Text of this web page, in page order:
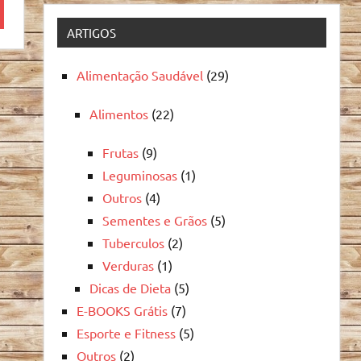
ARTIGOS
Alimentação Saudável (29)
Alimentos (22)
Frutas (9)
Leguminosas (1)
Outros (4)
Sementes e Grãos (5)
Tuberculos (2)
Verduras (1)
Dicas de Dieta (5)
E-BOOKS Grátis (7)
Esporte e Fitness (5)
Outros (2)